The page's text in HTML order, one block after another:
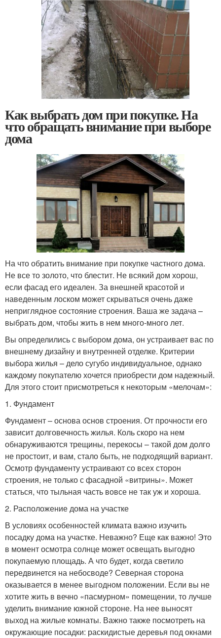
Как выбрать дом при покупке. На
что обращать внимание при выборе
дома
На что обратить внимание при покупке частного дома.
Не все то золото, что блестит. Не всякий дом хорош,
если фасад его идеален. За внешней красотой и
наведенным лоском может скрываться очень даже
неприглядное состояние строения. Ваша же задача –
выбрать дом, чтобы жить в нем много-много лет.
Вы определились с выбором дома, он устраивает вас по
внешнему дизайну и внутренней отделке. Критерии
выбора жилья – дело сугубо индивидуальное, однако
каждому покупателю хочется приобрести дом надежный.
Для этого стоит присмотреться к некоторым «мелочам»:
1. Фундамент
Фундамент – основа основ строения. От прочности его
зависит долговечность жилья. Коль скоро на нем
обнаруживаются трещины, перекосы – такой дом долго
не простоит, и вам, стало быть, не подходящий вариант.
Осмотр фундаменту устраивают со всех сторон
строения, не только с фасадной «витрины». Может
статься, что тыльная часть вовсе не так уж и хороша.
2. Расположение дома на участке
В условиях особенностей климата важно изучить
посадку дома на участке. Неважно? Еще как важно! Это
в момент осмотра солнце может освещать выгодно
покупаемую площадь. А что будет, когда светило
передвинется на небосводе? Северная сторона
оказывается в менее выгодном положении. Если вы не
хотите жить в вечно «пасмурном» помещении, то лучше
уделить внимание южной стороне. На нее выносят
выход на жилые комнаты. Важно также посмотреть на
окружающие посадки: раскидистые деревья под окнами